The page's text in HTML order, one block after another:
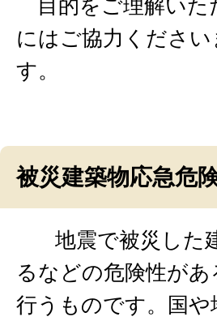
目的をご理解いた
にはご協力くださ
す。
被災建築物応急危
地震で被災した
るなどの危険性が
行うものです。国や